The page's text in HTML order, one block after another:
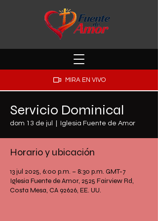
MIRA EN VIVO
Servicio Dominical
dom 13 de jul Iglesia Fuente de Amor
Horario y ubicación
13 jul 2025, 6:00 p.m. – 8:30 p.m. GMT-7
Iglesia Fuente de Amor, 2525 Fairview Rd,
Costa Mesa, CA 92626, EE. UU.